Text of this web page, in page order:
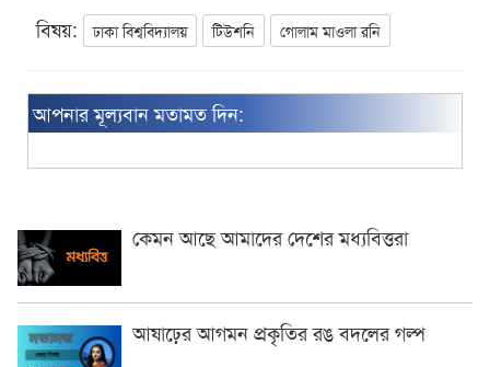
বিষয়: ঢাকা বিশ্ববিদ্যালয় টিউশনি গোলাম মাওলা রনি
আপনার মূল্যবান মতামত দিন:
কেমন আছে আমাদের দেশের মধ্যবিত্তরা
আষাঢ়ের আগমন প্রকৃতির রঙ বদলের গল্প